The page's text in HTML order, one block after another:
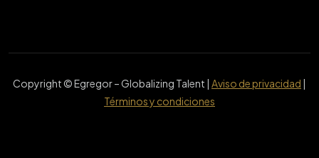
Copyright © Egregor – Globalizing Talent | Aviso de privacidad |
Términos y condiciones